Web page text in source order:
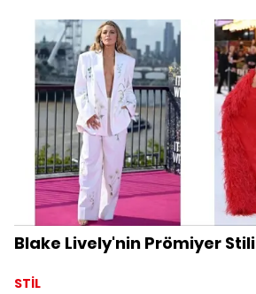
Blake Lively'nin Prömiyer Stili
STİL